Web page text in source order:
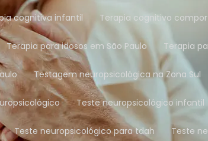
cognitiva infantil Terapia cognitivo
Terapia para idosos em São Paulo Terapia
Testagem neuropsicológica na Zona Sul
Teste neuropsicológico infantil
Teste neuropsicológico para tdah Teste